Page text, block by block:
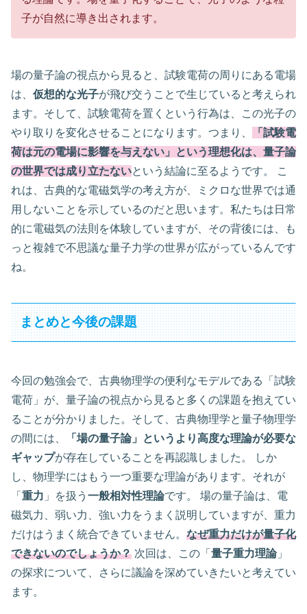
子が自然に導き出されます。
場の量子論の視点から見ると、試験電荷の周りにある電場
は、 仮想的な光子が飛び交うことで生じていると考えられ
ます。そして、試験電荷を置くという行為は、この光子の
やり取りを変化させることになります。つまり、
「試験電
荷は元の電場に影響を与えない」という理想化は、量子論
の世界では成り立たないという結論に至るようです。 こ
れは、古典的な電磁気学の考え方が、ミクロな世界では通
用しないことを示しているのだと思います。私たちは日常
的に電磁気の法則を体験していますが、その背後には、も
っと複雑で不思議な量子力学の世界が広がっているんです
ね。
まとめと今後の課題
今回の勉強会で、古典物理学の便利なモデルである「試験
電荷」が、量子論の視点から見ると多くの課題を抱えてい
ることが分かりました。そして、古典物理学と量子物理学
の間には、
「場の量子論」というより高度な理論が必要な
ギャップが存在していることを再認識しました。 しか
し、物理学にはもう一つ重要な理論があります。それが
「 重力 」を扱う 一般相対性理論です。 場の量子論は、電
磁気力、弱い力、強い力をうまく説明していますが、重力
だけはうまく統合できていません。 なぜ重力だけが量子化
できないのでしょうか？ 次回は、この「 量子重力理論」
の探求について、さらに議論を深めていきたいと考えてい
ます。